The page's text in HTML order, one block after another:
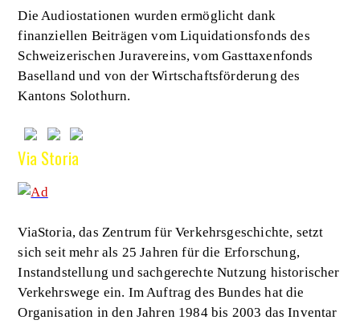
Die Audiostationen wurden ermöglicht dank
finanziellen Beiträgen vom Liquidationsfonds des
Schweizerischen Juravereins, vom Gasttaxenfonds
Baselland und von der Wirtschaftsförderung des
Kantons Solothurn.
Via Storia
ViaStoria, das Zentrum für Verkehrsgeschichte, setzt
sich seit mehr als 25 Jahren für die Erforschung,
Instandstellung und sachgerechte Nutzung historischer
Verkehrswege ein. Im Auftrag des Bundes hat die
Organisation in den Jahren 1984 bis 2003 das Inventar